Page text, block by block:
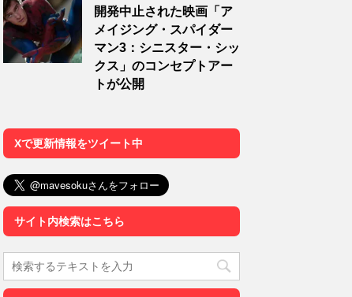
開発中止された映画「ア
メイジング・スパイダー
マン3：シニスター・シッ
クス」のコンセプトアー
トが公開
Xで更新情報をツイート中
サイト内検索はこちら